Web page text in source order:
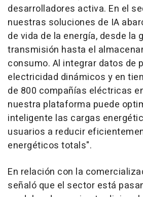
desarrolladores activa. En el
nuestras soluciones de IA
de vida de la energía, desde la
transmisión hasta el
consumo. Al integrar datos de
electricidad dinámicos y en
de 800 compañías eléctricas
nuestra plataforma puede
inteligente las cargas
usuarios a reducir
energéticos totals".
En relación con la
señaló que el sector está